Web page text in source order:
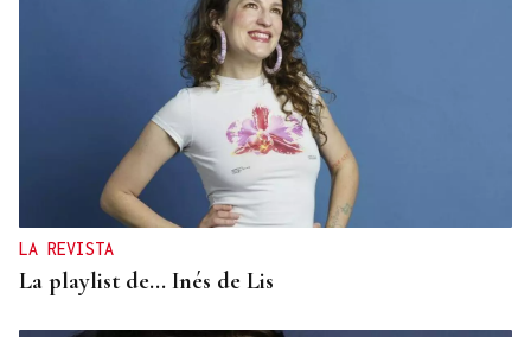
LA REVISTA
La playlist de... Inés de Lis